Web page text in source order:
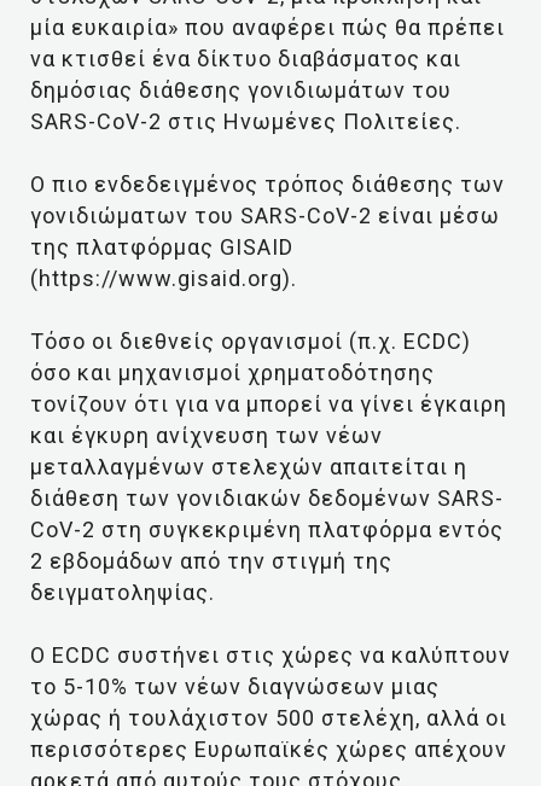
μία ευκαιρία» που αναφέρει πώς θα πρέπει
να κτισθεί ένα δίκτυο διαβάσματος και
δημόσιας διάθεσης γονιδιωμάτων του
SARS-CoV-2 στις Ηνωμένες Πολιτείες.
Ο πιο ενδεδειγμένος τρόπος διάθεσης των
γονιδιώματων του SARS-CoV-2 είναι μέσω
της πλατφόρμας GISAID
(https://www.gisaid.org).
Τόσο οι διεθνείς οργανισμοί (π.χ. ECDC)
όσο και μηχανισμοί χρηματοδότησης
τονίζουν ότι για να μπορεί να γίνει έγκαιρη
και έγκυρη ανίχνευση των νέων
μεταλλαγμένων στελεχών απαιτείται η
διάθεση των γονιδιακών δεδομένων SARS-
CoV-2 στη συγκεκριμένη πλατφόρμα εντός
2 εβδομάδων από την στιγμή της
δειγματοληψίας.
Ο ECDC συστήνει στις χώρες να καλύπτουν
το 5-10% των νέων διαγνώσεων μιας
χώρας ή τουλάχιστον 500 στελέχη, αλλά οι
περισσότερες Ευρωπαϊκές χώρες απέχουν
αρκετά από αυτούς τους στόχους.